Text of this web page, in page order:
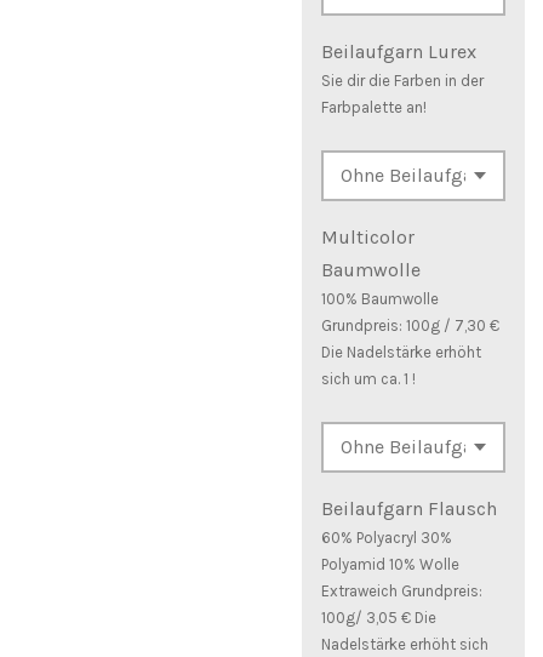
Beilaufgarn Lurex
Sie dir die Farben in der
Farbpalette an!
Multicolor
Baumwolle
100% Baumwolle
Grundpreis: 100g / 7,30 €
Die Nadelstärke erhöht
sich um ca. 1 !
Beilaufgarn Flausch
60% Polyacryl 30%
Polyamid 10% Wolle
Extraweich Grundpreis:
100g/ 3,05 € Die
Nadelstärke erhöht sich